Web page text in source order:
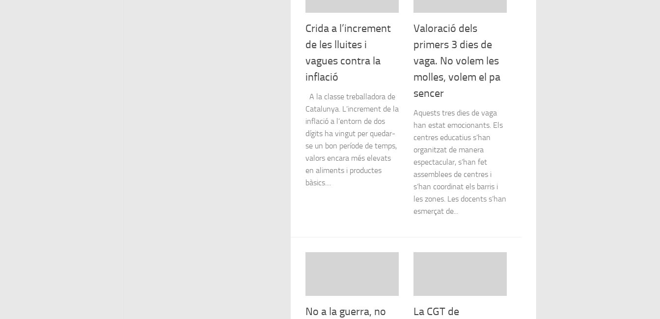
Crida a l’increment
de les lluites i
vagues contra la
inflació
A la classe treballadora de
Catalunya. L’increment de la
inflació a l’entorn de dos
dígits ha vingut per quedar-
se un bon període de temps,
valors encara més elevats
en aliments i productes
bàsics....
Valoració dels
primers 3 dies de
vaga. No volem les
molles, volem el pa
sencer
Aquests tres dies de vaga
han estat emocionants. Els
centres educatius s’han
organitzat de manera
espectacular, s’han fet
assemblees de centres i
s’han coordinat els barris i
les zones. Les docents s’han
esmerçat de...
No a la guerra, no
La CGT de